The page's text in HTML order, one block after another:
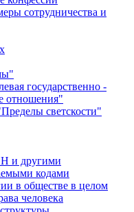
сотрудничества и
государственно -
отношения"
светскости"
и другими
кодами
в обществе в целом
человека